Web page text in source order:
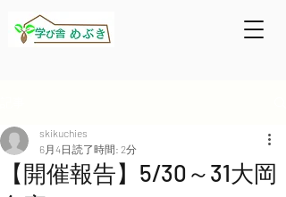
【開催報告】5/30～31大岡
skikuchies
6月4日 読了時間: 2分